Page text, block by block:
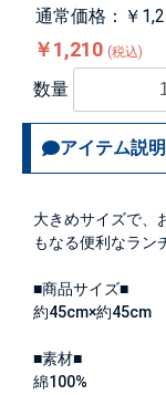
通常価格：￥
￥1,210 (税込)
数量
アイテム説明
大きめサイズで、
もなる便利なラン
■商品サイズ■
約45cm×約45cm
■素材■
綿100%